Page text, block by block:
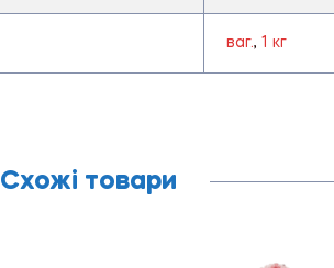
ваг., 1 кг
Схожі товари